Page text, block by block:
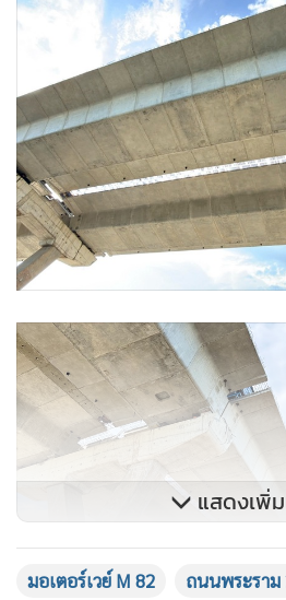
กลางคืนบนถนนพระราม 2 สำหรับงา
ในส่วนที่เหลือช่วง กม.25 ถึง กม.32
ต่อการเดินทางของพี่น้องประชาชนแ
สูงสุด โดยจะประชาสัมพันธ์ข้อมูลการ
ประชาชนทราบอย่างต่อเนื่อง เพื่อวา
สามารถติดตามสภาพการจราจรและ
เติมได้ที่ สายด่วนกรมทางหลวง
24 ชั่วโมง
แสดงเพิ่
มอเตอร์เวย์ M 82 ถนนพระราม